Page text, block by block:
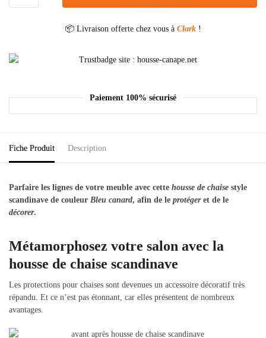
📦 Livraison offerte chez vous à Clark !
Paiement 100% sécurisé
Fiche Produit Description
Parfaire les lignes de votre meuble avec cette housse de chaise style
scandinave de couleur Bleu canard, afin de le protégeret de le
décorer.
Métamorphosez votre salon avec la
housse de chaise scandinave
Les protections pour chaises sont devenues un accessoire décoratif très
répandu. Et ce n’est pas étonnant, car elles présentent de nombreux
avantages.